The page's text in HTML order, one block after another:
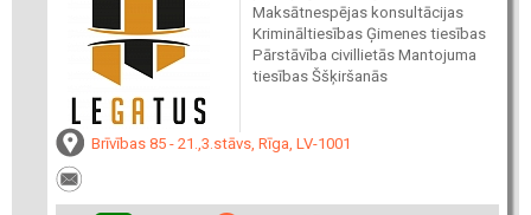
Maksātnespējas konsultācijas
Krimināltiesības Ģimenes tiesības
Pārstāvība civillietās Mantojuma
tiesības Ššķiršanās
Brīvības 85 - 21.,3.stāvs, Rīga, LV-1001